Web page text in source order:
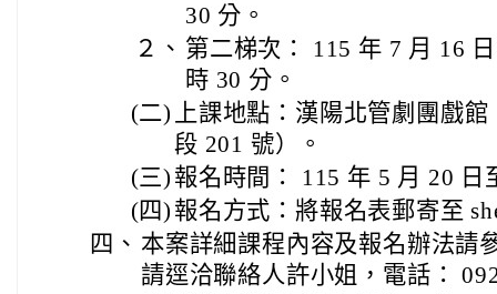
30 分。
２、 第二梯次： 115 年 7 月 16
時 30 分。
(二) 上課地點：漢陽北管劇團戲
段 201 號）。
(三) 報名時間： 115 年 5 月 20 日
(四) 報名方式：將報名表郵寄至
四、 本案詳細課程內容及報名辦法請
請逕洽聯絡人許小姐，電話：